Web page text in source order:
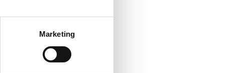
Marketing